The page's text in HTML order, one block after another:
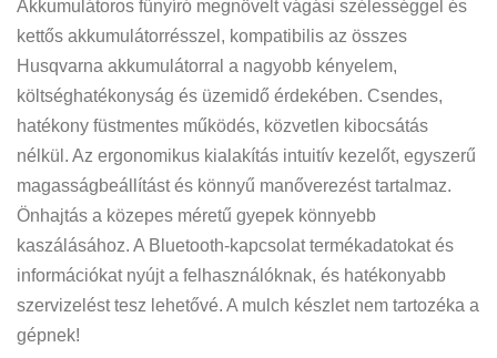
Akkumulátoros fűnyíró megnövelt vágási szélességgel és
kettős akkumulátorrésszel, kompatibilis az összes
Husqvarna akkumulátorral a nagyobb kényelem,
költséghatékonyság és üzemidő érdekében. Csendes,
hatékony füstmentes működés, közvetlen kibocsátás
nélkül. Az ergonomikus kialakítás intuitív kezelőt, egyszerű
magasságbeállítást és könnyű manőverezést tartalmaz.
Önhajtás a közepes méretű gyepek könnyebb
kaszálásához. A Bluetooth-kapcsolat termékadatokat és
információkat nyújt a felhasználóknak, és hatékonyabb
szervizelést tesz lehetővé. A mulch készlet nem tartozéka a
gépnek!